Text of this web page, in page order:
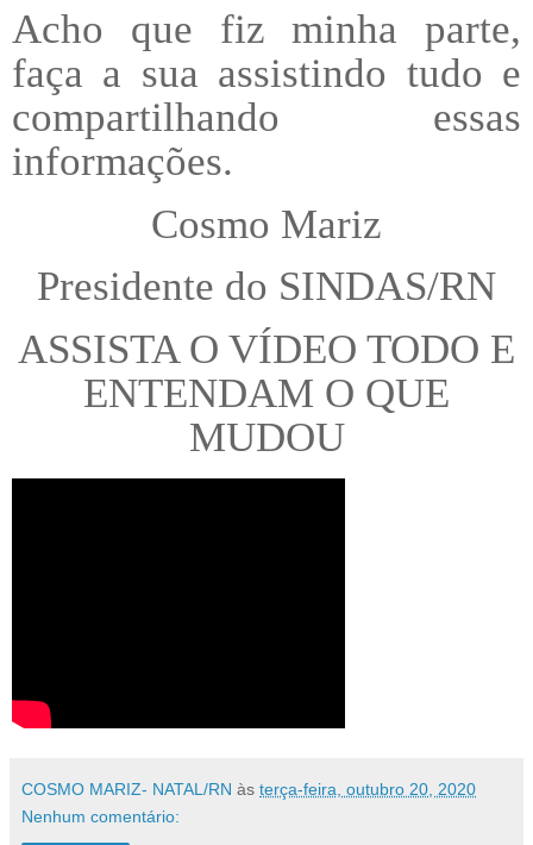
Acho que fiz minha parte,
faça a sua assistindo tudo e
compartilhando essas
informações.
Cosmo Mariz
Presidente do SINDAS/RN
ASSISTA O VÍDEO TODO E
ENTENDAM O QUE
MUDOU
COSMO MARIZ- NATAL/RN às terça-feira, outubro 20, 2020
Nenhum comentário: